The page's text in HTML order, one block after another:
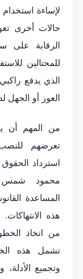
لإساءة
حالات أخرى
الرقابة على
للمحتالين
الذي يدفع
العوز أو الجهل
من المهم أن
تعرضهم
استرداد
المساعدة
هذه
من اتخاذ
تشمل هذه
وتجميع